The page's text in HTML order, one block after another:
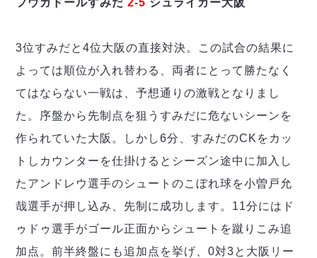
ミラクルスマイル新居浜
フウガドールすみだ2-5 シュライカー大阪
3位すみだと4位大阪の直接対決。この試合の結果に
よっては順位が入れ替わる、両者にとって勝たなく
てはならない一戦は、予想通りの激戦となりまし
た。序盤から先制点を狙うすみだに危ないシーンを
作られていた大阪。しかし6分、すみだのCKをカッ
トしカウンターを仕掛けるとシーズン途中に加入し
たアンドレウ選手のシュートのこぼれ球を小曽戸允
哉選手が押し込み、先制に成功します。11分にはド
ゥドゥ選手がゴール正面からシュートを蹴りこみ追
加点。前半終盤にも追加点を挙げ、0対3と大阪リー